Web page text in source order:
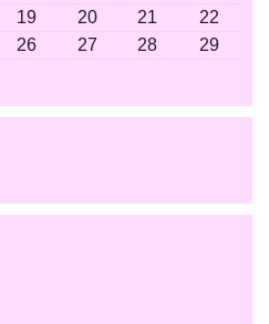
19 20 21
22
26 27 28
29